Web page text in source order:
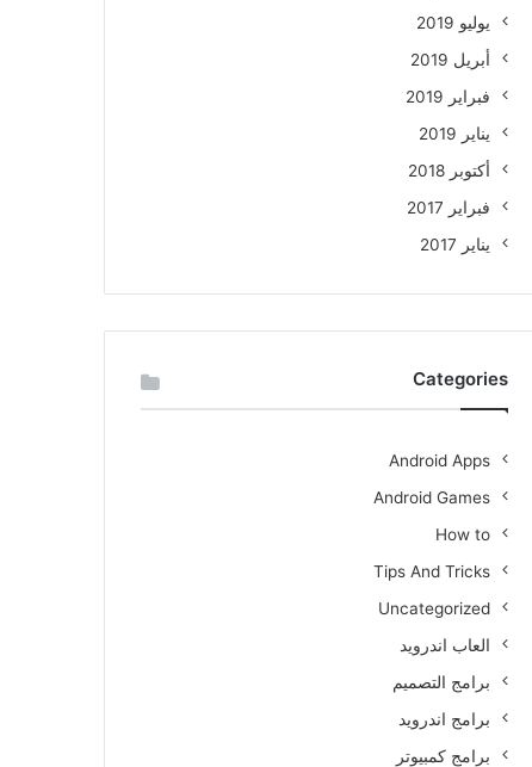
يوليو 2019
أبريل 2019
فبراير 2019
يناير 2019
أكتوبر 2018
فبراير 2017
يناير 2017
Categories
Android Apps
Android Games
How to
Tips And Tricks
Uncategorized
العاب اندرويد
برامج التصميم
برامج اندرويد
برامج كمبيوتر